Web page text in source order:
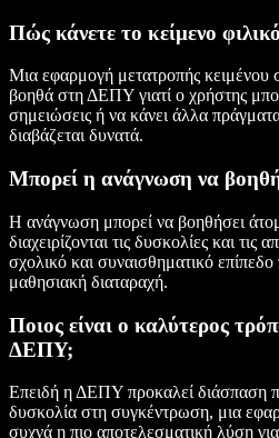
Πώς κάνετε το κείμενο
Μια εφαρμογή μετατροπής κειμένου
βοηθά στη ΔΕΠΥ γιατί ο χρήστης
σημειώσεις ή να κάνει άλλα
διαβάζεται δυνατά.
Μπορεί η ανάγνωση να
Η ανάγνωση μπορεί να βοηθήσει
διαχειρίζονται τις δυσκολίες και τις
σχολικό και συναισθηματικό
μαθησιακή διαταραχή.
Ποιος είναι ο καλύτερος
ΔΕΠΥ;
Επειδή η ΔΕΠΥ προκαλεί διάσπαση
δυσκολία στη συγκέντρωση, μια
συχνά η πιο αποτελεσματική λύση